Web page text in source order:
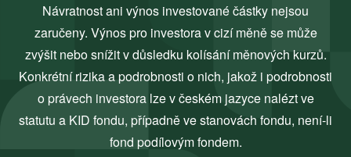
Návratnost ani výnos investované částky nejsou
zaručeny. Výnos pro investora v cizí měně se může
zvýšit nebo snížit v důsledku kolísání měnových kurzů.
Konkrétní rizika a podrobnosti o nich, jakož i podrobnosti
o právech investora lze v českém jazyce nalézt ve
statutu a KID fondu, případně ve stanovách fondu, není-li
fond podílovým fondem.